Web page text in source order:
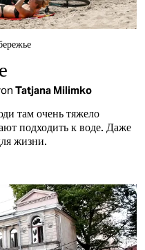
Tatjana Milimko
там очень тяжело
подходить к воде. Даже
жизни.